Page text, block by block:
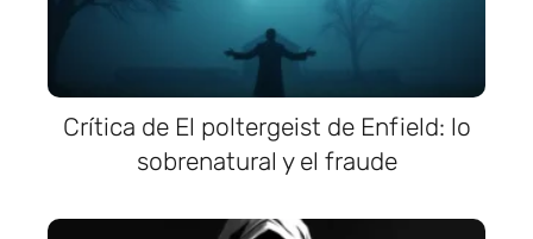
Crítica de El poltergeist de Enfield: lo
sobrenatural y el fraude